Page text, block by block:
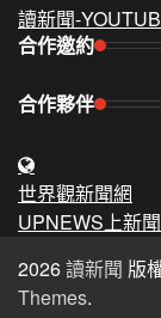
讀新聞-
合作邀約
合作夥伴
世界觀新聞網
UPNEWS上新聞
2026讀新聞 版
Themes.